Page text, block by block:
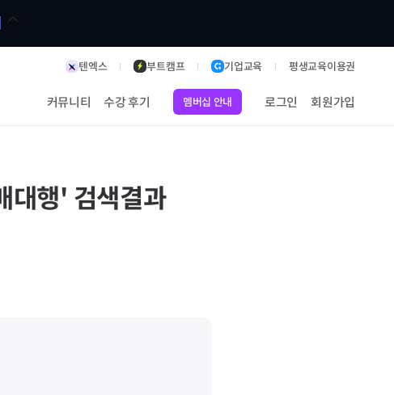
텐엑스 부트캠프 기업교육 평생교육이용권
커뮤니티 수강 후기 멤버십 안내 로그인 회원가입
대행' 검색결과